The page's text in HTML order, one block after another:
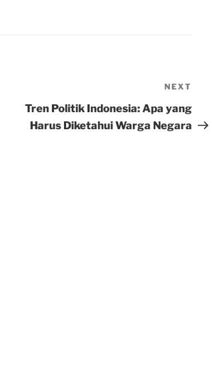
Post
NEXT
Tren Politik Indonesia: Apa yang
Harus Diketahui Warga Negara